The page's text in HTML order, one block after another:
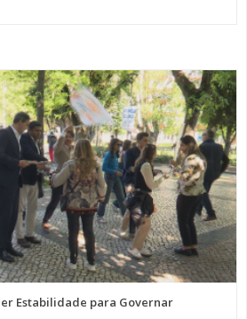
Estabilidade para Governar